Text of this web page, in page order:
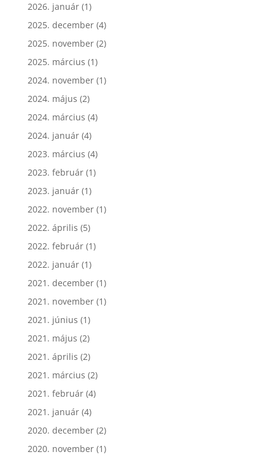
2026. január(1)
2025. december(4)
2025. november(2)
2025. március (1)
2024. november(1)
2024. május (2)
2024. március (4)
2024. január(4)
2023. március (4)
2023. február(1)
2023. január(1)
2022. november(1)
2022. április (5)
2022. február(1)
2022. január(1)
2021. december(1)
2021. november(1)
2021. június (1)
2021. május (2)
2021. április (2)
2021. március (2)
2021. február(4)
2021. január(4)
2020. december(2)
2020. november(1)